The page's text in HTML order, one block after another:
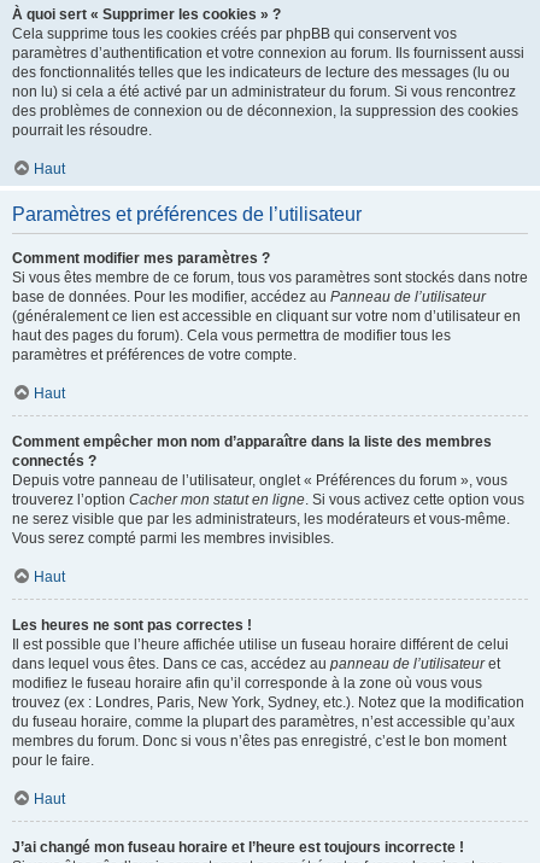
À quoi sert « Supprimer les cookies » ?
Cela supprime tous les cookies créés par phpBB qui conservent vos
paramètres d’authentification et votre connexion au forum. Ils fournissent aussi
des fonctionnalités telles que les indicateurs de lecture des messages (lu ou
non lu) si cela a été activé par un administrateur du forum. Si vous rencontrez
des problèmes de connexion ou de déconnexion, la suppression des cookies
pourrait les résoudre.
Haut
Paramètres et préférences de l’utilisateur
Comment modifier mes paramètres ?
Si vous êtes membre de ce forum, tous vos paramètres sont stockés dans notre
base de données. Pour les modifier, accédez au Panneau de l’utilisateur
(généralement ce lien est accessible en cliquant sur votre nom d’utilisateur en
haut des pages du forum). Cela vous permettra de modifier tous les
paramètres et préférences de votre compte.
Haut
Comment empêcher mon nom d’apparaître dans la liste des membres
connectés ?
Depuis votre panneau de l’utilisateur, onglet « Préférences du forum », vous
trouverez l’option Cacher mon statut en ligne. Si vous activez cette option vous
ne serez visible que par les administrateurs, les modérateurs et vous-même.
Vous serez compté parmi les membres invisibles.
Haut
Les heures ne sont pas correctes !
Il est possible que l’heure affichée utilise un fuseau horaire différent de celui
dans lequel vous êtes. Dans ce cas, accédez au panneau de l’utilisateuret
modifiez le fuseau horaire afin qu’il corresponde à la zone où vous vous
trouvez (ex : Londres, Paris, New York, Sydney, etc.). Notez que la modification
du fuseau horaire, comme la plupart des paramètres, n’est accessible qu’aux
membres du forum. Donc si vous n’êtes pas enregistré, c’est le bon moment
pour le faire.
Haut
J’ai changé mon fuseau horaire et l’heure est toujours incorrecte !